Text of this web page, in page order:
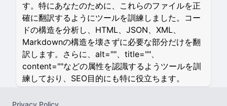
す。特にあなたのために、これらのファイルを正
確に翻訳するようにツールを訓練しました。コー
ドの構造を分析し、HTML、JSON、XML、
Markdownの構造を壊さずに必要な部分だけを翻
訳します。さらに、alt=""、title=""、
content=""などの属性を認識するようツールを訓
練しており、SEO目的にも特に役立ちます。